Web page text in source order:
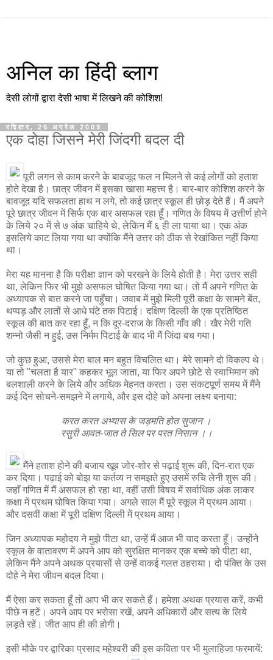
अनिल का हिंदी ब्लाग
देसी लोगों द्वारा देसी भाषा में लिखने की कोशिश!
रविवार, 26 अप्रैल 2009
एक दोहा जिसने मेरी जिंदगी बदल दी
पूरी लगन से काम करने के बावजूद फल न मिलने से कई लोगों को हताश
होते देखा है। छात्र जीवन में इसका खासा महत्त्व है। बार-बार कोशिश करने के
बावजूद यदि सफलता हाथ न लगे, तो कई छात्र स्कूल ही छोड़ देते हैं। मैं अपने
पूरे छात्र जीवन में सिर्फ एक बार असफल रहा हूँ। गणित के विषय में उत्तीर्ण होने
के लिये २० में से ७ अंक चाहिये थे, लेकिन मैं ६ ही ला पाया था। एक अंक
इसलिये काट लिया गया था क्योंकि मैंने उत्तर को ठीक से रेखांकित नहीं किया
था।
मेरा यह मानना है कि परीक्षा ज्ञान को परखने के लिये होती है। मेरा उत्तर सही
था, लेकिन फिर भी मुझे असफल घोषित किया गया था। तो मैं अपने गणित के
अध्यापक से बात करने जा पहुँचा। जवाब में मुझे मिली पूरी कक्षा के सामने बेंत,
थप्पड़ और लातों से आधे घंटे तक पिटाई। दक्षिण दिल्ली के एक प्रतिष्ठित
स्कूल की बात कर रहा हूँ, न कि दूर-दराज के किसी गाँव की। खैर मेरी गति
शन्नो जैसी न हुई, उस निर्मम पिटाई के बाद भी मैं जिंदा बच गया।
जो कुछ हुआ, उससे मेरा बाल मन बहुत विचलित था। मेरे सामने दो विकल्प थे।
या तो "चलता है यार" कहकर भूल जाता, या फिर अपने छोटे से स्वाभिमान को
बलशाली करने के लिये और अधिक मेहनत करता। उस संकटपूर्ण समय में मैंने
कई दिन सोचने-समझने में लगाये, और इस दोहे को अपना लक्ष्य बनाया:
करत करत अभ्यास के जड़मति होत सुजान ।
रसुरी आवत-जात ते सिल पर परत निसान ।।
मैंने हताश होने की बजाय खूब जोर-शोर से पढ़ाई शुरू की, दिन-रात एक
कर दिया। पढ़ाई को बोझ या कर्तव्य न समझते हुए उसमें रुचि लेनी शुरू की।
जहाँ गणित में मैं असफल हो रहा था, वहीं उसी विषय में सर्वाधिक अंक लाकर
कक्षा में प्रथम घोषित किया गया। अगले साल मैं पूरे स्कूल में प्रथम आया।
और दसवीं कक्षा में पूरी दक्षिण दिल्ली में प्रथम आया।
जिन अध्यापक महोदय ने मुझे पीटा था, उन्हें मैं आज भी याद करता हूँ। उन्होंने
स्कूल के वातावरण में अपने आप को सुरक्षित मानकर एक बच्चे को पीटा था,
लेकिन मैंने अपने अथक प्रयासों से उन्हें वाकई गलत ठहराया। दो पंक्ति के उस
दोहे ने मेरा जीवन बदल दिया।
मैं ऐसा कर सकता हूँ तो आप भी कर सकते हैं। हमेशा अथक प्रयास करें, कभी
पीछे न हटें। अपने आप पर भरोसा रखें, अपने अधिकारों और सत्य के लिये
लड़ते रहें। जीत आप ही की होगी।
इसी मौके पर द्वारिका प्रसाद महेश्वरी की इस कविता पर भी मुलाहिजा फरमायें: